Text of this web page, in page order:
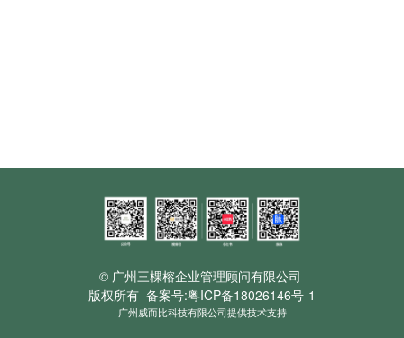
© 广州三棵榕企业管理顾问有限公司
版权所有 备案号:粤ICP备18026146号-1
广州威而比科技有限公司提供技术支持